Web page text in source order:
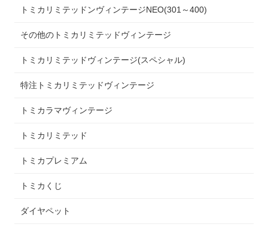
トミカリミテッドンヴィンテージNEO(301～400)
その他のトミカリミテッドヴィンテージ
トミカリミテッドヴィンテージ(スペシャル)
特注トミカリミテッドヴィンテージ
トミカラマヴィンテージ
トミカリミテッド
トミカプレミアム
トミカくじ
ダイヤペット